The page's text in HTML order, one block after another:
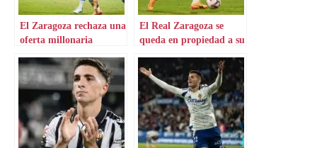
El Zaragoza rechaza una
oferta millonaria
El Real Zaragoza se
queda en propiedad a su